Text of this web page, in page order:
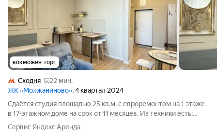
возможен торг
Сходня
22 мин.
ЖК «Молжаниново», 4 квартал 2024
Сдаётся студия площадью 25 кв.м. с евроремонтом на 1 этаже
в 17-этажном доме на срок от 11 месяцев. Из техники есть:
Телевизор Стиральная машина Холодильник Кондиционер
Пылесос Дом - монолитный, окна выходят на улицу. В
Сервис Яндекс Аренда